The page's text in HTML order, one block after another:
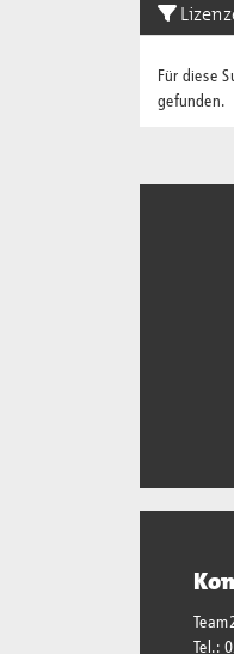
Für diese
gefunden.
Tel.: